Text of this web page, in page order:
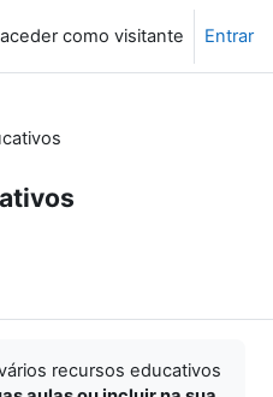
como visitante Entrar
recursos educativos